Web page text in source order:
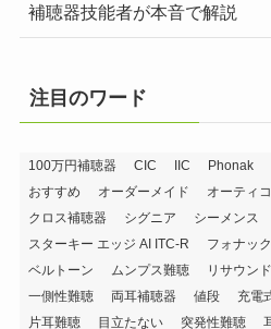
補聴器技能者が本音で解説
注目のワード
100万円補聴器 CIC IIC Phonak
おすすめ
オーダーメイド オーティ
クロス補聴器
シグニア シーメンス
スターキー エッジ AI ITC-R
フォナック
ベルトーン
ムンプス難聴 リサウンド
一側性難聴
両耳補聴器 値段 充電
片耳難聴
目立たない 突発性難聴